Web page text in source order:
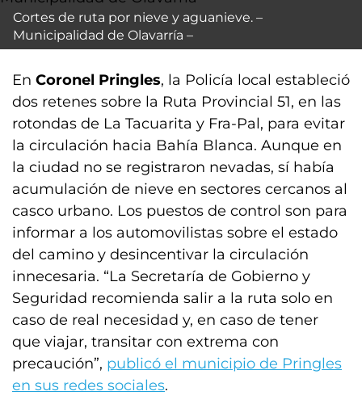
Cortes de ruta por nieve y aguanieve. –
Municipalidad de Olavarría –
En Coronel Pringles, la Policía local estableció
dos retenes sobre la Ruta Provincial 51, en las
rotondas de La Tacuarita y Fra-Pal, para evitar
la circulación hacia Bahía Blanca. Aunque en
la ciudad no se registraron nevadas, sí había
acumulación de nieve en sectores cercanos al
casco urbano. Los puestos de control son para
informar a los automovilistas sobre el estado
del camino y desincentivar la circulación
innecesaria. “La Secretaría de Gobierno y
Seguridad recomienda salir a la ruta solo en
caso de real necesidad y, en caso de tener
que viajar, transitar con extrema con
precaución”, publicó el municipio de Pringles
en sus redes sociales.